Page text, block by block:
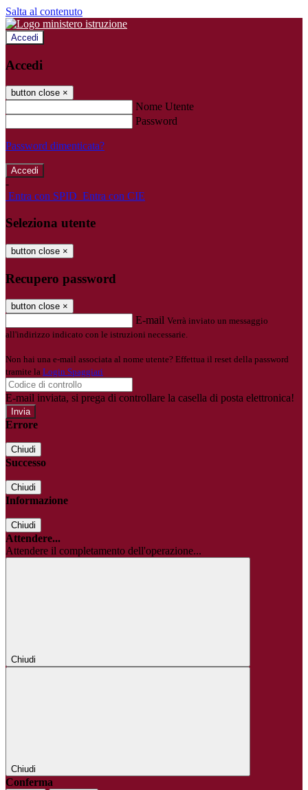
Salta al contenuto
Accedi
Accedi
button close ×
Nome Utente
Password
Password dimenticata?
-
Entra con SPID Entra con CIE
Seleziona utente
button close ×
Recupero password
button close ×
E-mail Verrà inviato un messaggio
all'indirizzo indicato con le istruzioni necessarie.
Non hai una e-mail associata al nome utente? Effettua il reset della password
tramite la Login Spaggiari
E-mail inviata, si prega di controllare la casella di posta elettronica!
Errore
Chiudi
Successo
Chiudi
Informazione
Chiudi
Attendere...
Attendere il completamento dell'operazione...
Chiudi
Chiudi
Conferma